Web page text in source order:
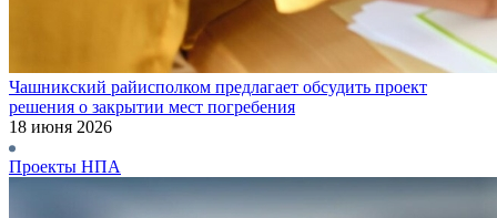
Чашникский райисполком предлагает обсудить проект
решения о закрытии мест погребения
18 июня 2026
Проекты НПА